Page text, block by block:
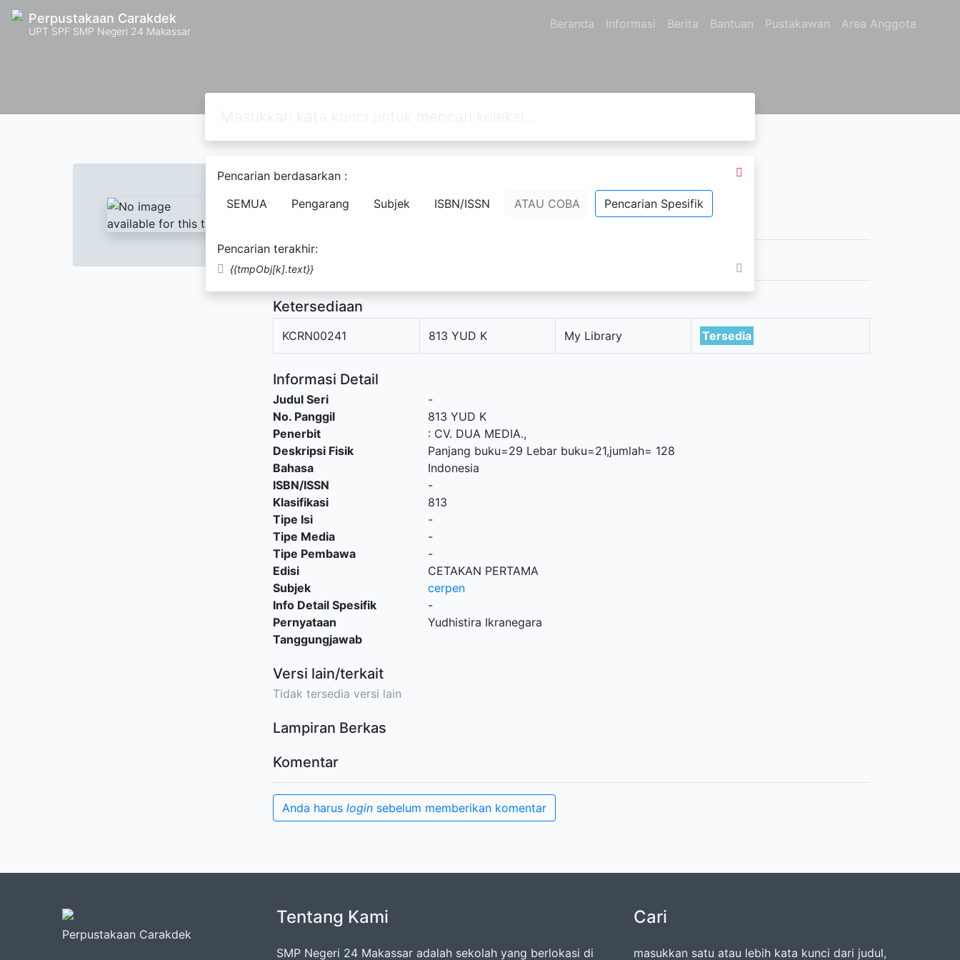
Perpustakaan Carakdek
UPT SPF SMP Negeri 24 Makassar Beranda Informasi Berita Bantuan Pustakawan Area Anggota
Pencarian berdasarkan :
SEMUA
Pengarang Subjek ISBN/ISSN ATAU COBA Pencarian Spesifik
Pencarian terakhir:
{{tmpObj[k].text}}
Text
Kumpulan Cerita Rakyat Nusantara
Ketersediaan
KCRN00241 813 YUD K My Library Tersedia
Informasi Detail
Judul Seri
-
No. Panggil
813 YUD K
Penerbit
: CV. DUA MEDIA.,
Deskripsi Fisik
Panjang buku=29 Lebar buku=21,jumlah= 128
Bahasa
Indonesia
ISBN/ISSN
-
Klasifikasi
813
Tipe Isi
-
Tipe Media
-
Tipe Pembawa
-
Edisi
CETAKAN PERTAMA
Subjek
cerpen
Info Detail Spesifik
-
Pernyataan
Tanggungjawab
Yudhistira Ikranegara
Versi lain/terkait
Tidak tersedia versi lain
Lampiran Berkas
Komentar
Anda harus login sebelum memberikan komentar
Perpustakaan Carakdek
Tentang Kami
SMP Negeri 24 Makassar adalah sekolah yang berlokasi di
Cari
masukkan satu atau lebih kata kunci dari judul,